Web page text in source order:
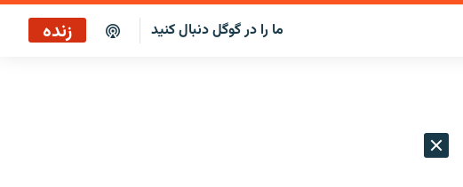
ما را در گوگل دنبال کنید زنده